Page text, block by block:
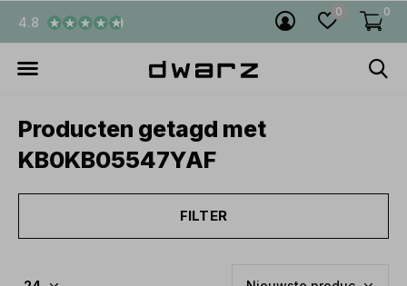
0 0
4.8
Producten getagd met
KB0KB05547YAF
FILTER